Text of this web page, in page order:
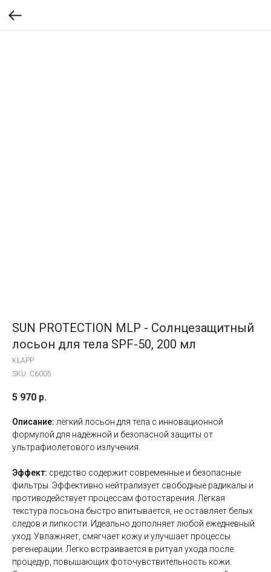
SUN PROTECTION MLP - Солнцезащитный
лосьон для тела SPF-50, 200 мл
KLAPP
SKU: C6005
5 970 р.
Описание: лёгкий лосьон для тела с инновационной
формулой для надёжной и безопасной защиты от
ультрафиолетового излучения.
Эффект: средство содержит современные и безопасные
фильтры. Эффективно нейтрализует свободные радикалы и
противодействует процессам фотостарения. Лёгкая
текстура лосьона быстро впитывается, не оставляет белых
следов и липкости. Идеально дополняет любой ежедневный
уход. Увлажняет, смягчает кожу и улучшает процессы
регенерации. Легко встраивается в ритуал ухода после
процедур, повышающих фоточувствительность кожи.